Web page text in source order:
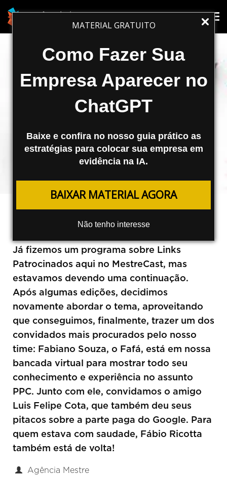
MATERIAL GRATUITO
Como Fazer Sua
Empresa Aparecer no
ChatGPT
Baixe e confira no nosso guia prático as
estratégias para colocar sua empresa em
evidência na IA.
BAIXAR MATERIAL AGORA
Não tenho interesse
Táticas de PPC e o Google
Já fizemos um programa sobre Links
Patrocinados aqui no MestreCast, mas
estavamos devendo uma continuação.
Após algumas edições, decidimos
novamente abordar o tema, aproveitando
que conseguimos, finalmente, trazer um dos
convidados mais procurados pelo nosso
time: Fabiano Souza, o Fafá, está em nossa
bancada virtual para mostrar todo seu
conhecimento e experiência no assunto
PPC. Junto com ele, convidamos o amigo
Luis Felipe Cota, que também deu seus
pitacos sobre a parte paga do Google. Para
quem estava com saudade, Fábio Ricotta
também está de volta!
Agência Mestre